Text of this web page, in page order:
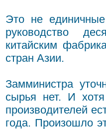
Это не
руководство
китайским
стран Азии.
Замминистра
сырья нет. И хотя
производителей
года. Произошло